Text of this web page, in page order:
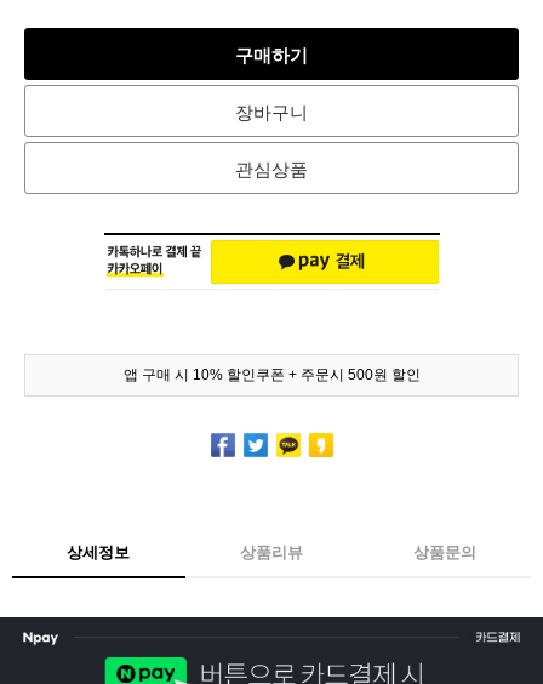
구매하기
장바구니
관심상품
앱 구매 시 10% 할인쿠폰 + 주문시 500원 할인
상세정보 상품리뷰 상품문의